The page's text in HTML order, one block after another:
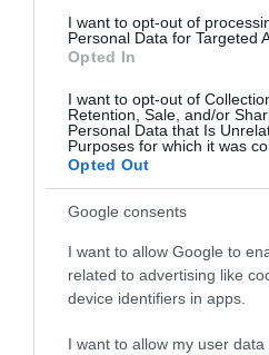
I want to opt-out of
Personal Data for Targeted
Opted In
I want to opt-out of
Retention, Sale, and/or
Personal Data that Is
Purposes for which it was
Opted Out
Google consents
I want to allow Google to
related to advertising like
device identifiers in apps.
I want to allow my user
Erre költözik a magyar:
agglomeráció
A lakosság vándorlásáról szóló
hogy a kiköltözési hullám nem állt
nagyvárosok 25-30 kilométeres
derül ki az…